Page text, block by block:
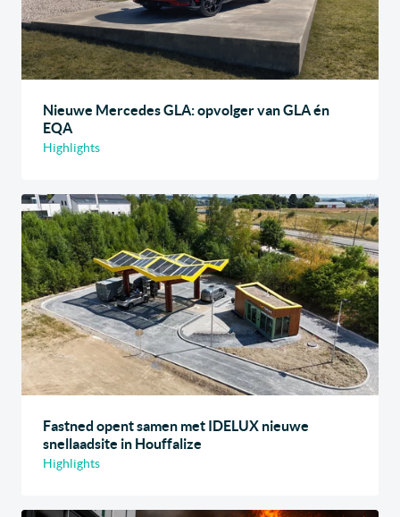
Nieuwe Mercedes GLA: opvolger van GLA én
EQA
Highlights
Fastned opent samen met IDELUX nieuwe
snellaadsite in Houffalize
Highlights